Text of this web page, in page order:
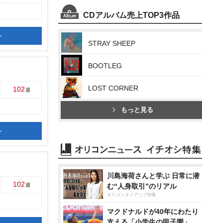
102週
102週
CDアルバム売上TOP3作品
STRAY SHEEP
BOOTLEG
LOST CORNER
もっと見る
川島海荷さんと学ぶ 日常に潜
む“人身取引”のリアル
オリコンタイアップ特集
マクドナルドが40年にわたり